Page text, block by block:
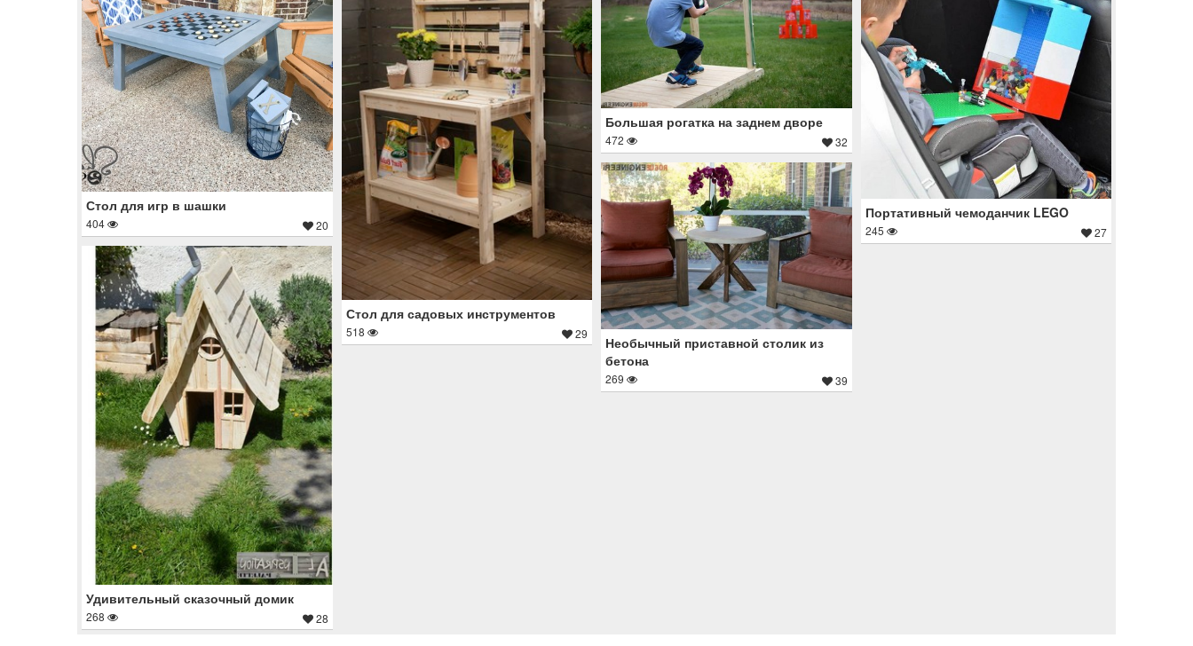
Стол для садовых инструментов
518 29
Стол для игр в шашки
404 20
Большая рогатка на заднем дворе
472 32
Портативный чемоданчик LEGO
245 27
Необычный приставной столик из
бетона
269 39
Удивительный сказочный домик
268 28